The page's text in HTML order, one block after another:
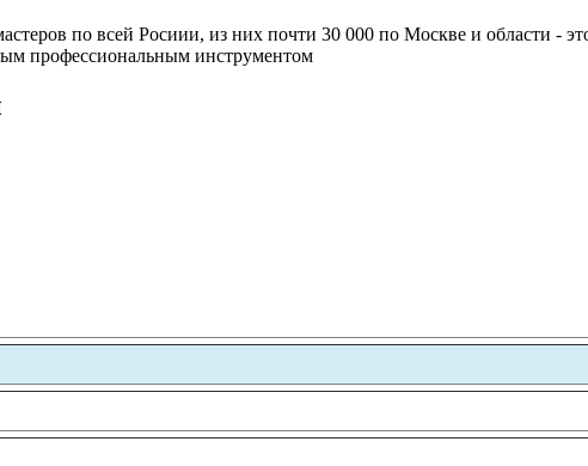
по всей Росиии, из них почти 30 000 по Москве и области -
профессиональным инструментом